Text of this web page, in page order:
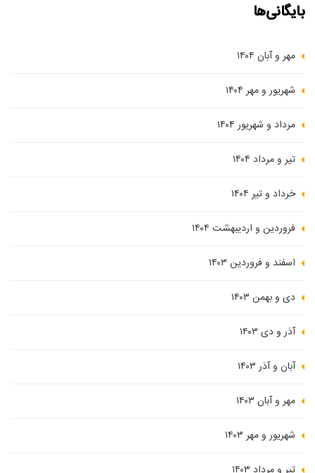
بایگانی‌ها
مهر و آبان ۱۴۰۴
شهریور و مهر ۱۴۰۴
مرداد و شهریور ۱۴۰۴
تیر و مرداد ۱۴۰۴
خرداد و تیر ۱۴۰۴
فروردین و اردیبهشت ۱۴۰۴
اسفند و فروردین ۱۴۰۳
دی و بهمن ۱۴۰۳
آذر و دی ۱۴۰۳
آبان و آذر ۱۴۰۳
مهر و آبان ۱۴۰۳
شهریور و مهر ۱۴۰۳